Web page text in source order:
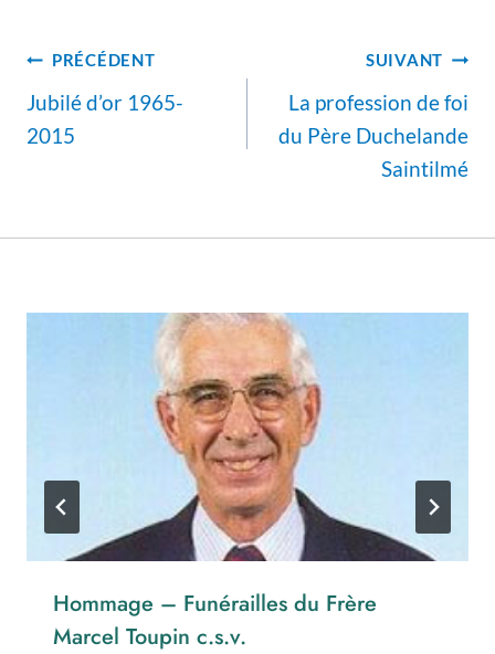
Navigation
de
l’article
PRÉCÉDENT
Jubilé d’or 1965-
2015
SUIVANT
La profession de foi
du Père Duchelande
Saintilmé
Hommage – Funérailles du Frère
Marcel Toupin c.s.v.